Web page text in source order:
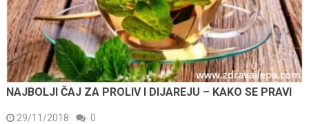
NAJBOLJI ČAJ ZA PROLIV I DIJAREJU – KAKO SE PRAVI
29/11/2018 0